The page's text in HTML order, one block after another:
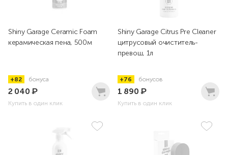
Shiny Garage Ceramic Foam
керамическая пена, 500м
+82 бонуса
2 040₽
Купить в один клик
Shiny Garage Citrus Pre Cleaner
цитрусовый очиститель-
превош, 1л
+76 бонусов
1 890₽
Купить в один клик